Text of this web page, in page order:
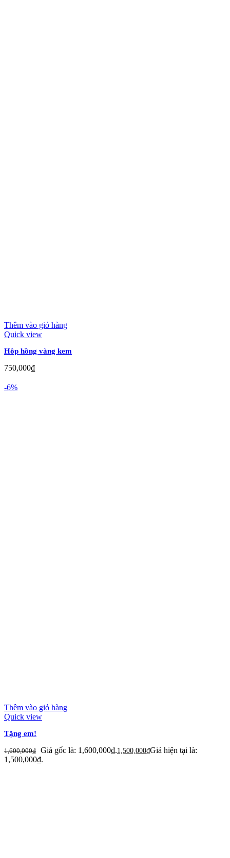
Thêm vào giỏ hàng
Quick view
Hôp hồng vàng kem
750,000₫
-6%
Thêm vào giỏ hàng
Quick view
Tặng em!
1,600,000₫ Giá gốc là: 1,600,000₫.1,500,000₫Giá hiện tại là:
1,500,000₫.